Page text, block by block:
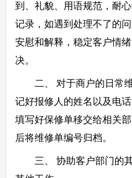
到、礼貌、用语规范，耐
记录，如遇到处理不了的
安慰和解释，稳定客户情
决。
二、 对于商户的日常维
记好报修人的姓名以及电
填写好保修单移交给相关
后将维修单编号归档。
三、 协助客户部门的其